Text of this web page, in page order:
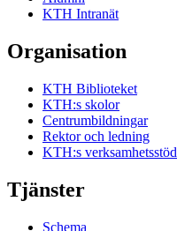
KTH Intranät
Organisation
KTH Biblioteket
KTH:s skolor
Centrumbildningar
Rektor och ledning
KTH:s verksamhetsstöd
Tjänster
Schema